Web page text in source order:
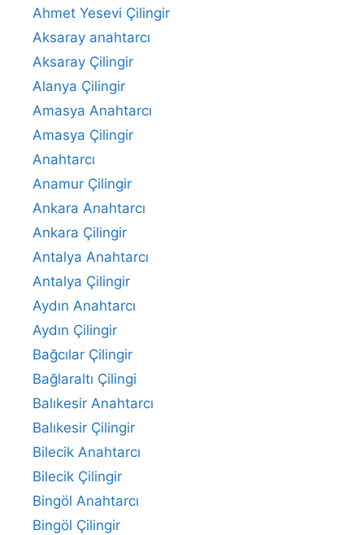
Ahmet Yesevi Çilingir
Aksaray anahtarcı
Aksaray Çilingir
Alanya Çilingir
Amasya Anahtarcı
Amasya Çilingir
Anahtarcı
Anamur Çilingir
Ankara Anahtarcı
Ankara Çilingir
Antalya Anahtarcı
Antalya Çilingir
Aydın Anahtarcı
Aydın Çilingir
Bağcılar Çilingir
Bağlaraltı Çilingi
Balıkesir Anahtarcı
Balıkesir Çilingir
Bilecik Anahtarcı
Bilecik Çilingir
Bingöl Anahtarcı
Bingöl Çilingir